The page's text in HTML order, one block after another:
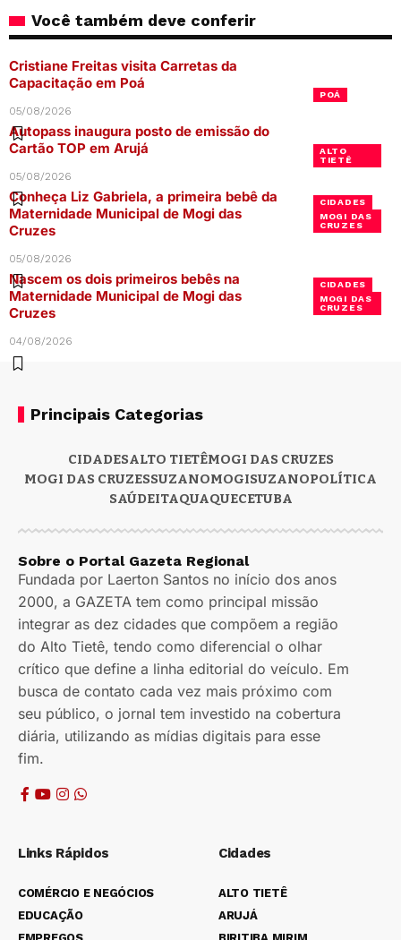
Você também deve conferir
POÁ
Cristiane Freitas visita Carretas da
Capacitação em Poá
05/08/2026
ALTO
TIETÊ
Autopass inaugura posto de emissão do
Cartão TOP em Arujá
05/08/2026
CIDADES
MOGI DAS
CRUZES
Conheça Liz Gabriela, a primeira bebê da
Maternidade Municipal de Mogi das
Cruzes
05/08/2026
CIDADES
MOGI DAS
CRUZES
Nascem os dois primeiros bebês na
Maternidade Municipal de Mogi das
Cruzes
04/08/2026
Principais Categorias
CIDADESALTO TIETÊMOGI DAS CRUZES
MOGI DAS CRUZESSUZANOMOGISUZANOPOLÍTICA
SAÚDEITAQUAQUECETUBA
Sobre o Portal Gazeta Regional
Fundada por Laerton Santos no início dos anos
2000, a GAZETA tem como principal missão
integrar as dez cidades que compõem a região
do Alto Tietê, tendo como diferencial o olhar
crítico que define a linha editorial do veículo. Em
busca de contato cada vez mais próximo com
seu público, o jornal tem investido na cobertura
diária, utilizando as mídias digitais para esse
fim.
Links Rápidos
COMÉRCIO E NEGÓCIOS
EDUCAÇÃO
Cidades
ALTO TIETÊ
ARUJÁ